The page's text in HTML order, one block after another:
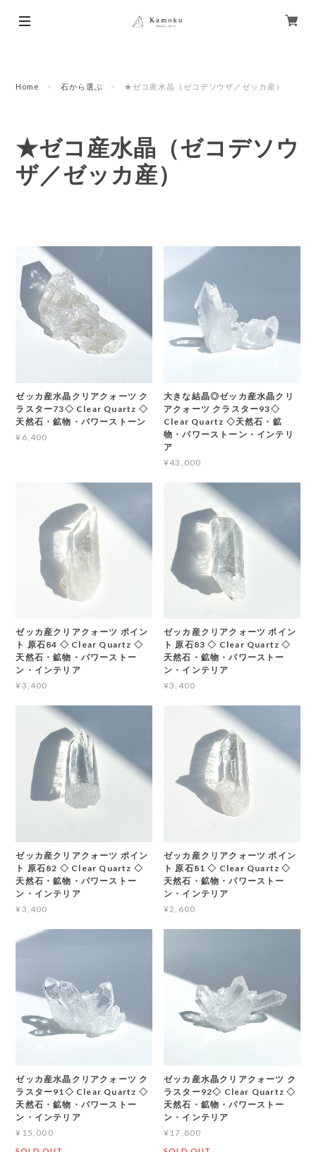
Home 石から選ぶ ★ゼコ産水晶（ゼコデソウザ／ゼッカ産）
★ゼコ産水晶（ゼコデソウ
ザ／ゼッカ産）
ゼッカ産水晶クリアクォーツ ク
ラスター73◇ Clear Quartz ◇
天然石・鉱物・パワーストーン
¥6,400
大きな結晶◎ゼッカ産水晶クリ
アクォーツ クラスター93◇
Clear Quartz ◇天然石・鉱
物・パワーストーン・インテリ
ア
¥43,000
ゼッカ産クリアクォーツ ポイン
ト 原石84 ◇ Clear Quartz ◇
天然石・鉱物・パワーストー
ン・インテリア
¥3,400
ゼッカ産クリアクォーツ ポイン
ト 原石83 ◇ Clear Quartz ◇
天然石・鉱物・パワーストー
ン・インテリア
¥3,400
ゼッカ産クリアクォーツ ポイン
ト 原石82 ◇ Clear Quartz ◇
天然石・鉱物・パワーストー
ン・インテリア
¥3,400
ゼッカ産クリアクォーツ ポイン
ト 原石81 ◇ Clear Quartz ◇
天然石・鉱物・パワーストー
ン・インテリア
¥2,600
ゼッカ産水晶クリアクォーツ ク
ラスター91◇ Clear Quartz ◇
天然石・鉱物・パワーストー
ン・インテリア
¥15,000
ゼッカ産水晶クリアクォーツ ク
ラスター92◇ Clear Quartz ◇
天然石・鉱物・パワーストー
ン・インテリア
¥17,800